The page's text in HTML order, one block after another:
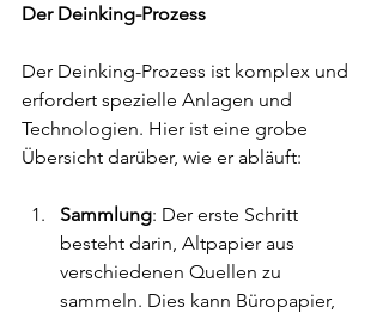
Der Deinking-Prozess
Der Deinking-Prozess ist komplex und
erfordert spezielle Anlagen und
Technologien. Hier ist eine grobe
Übersicht darüber, wie er abläuft:
Sammlung: Der erste Schritt
besteht darin, Altpapier aus
verschiedenen Quellen zu
sammeln. Dies kann Büropapier,